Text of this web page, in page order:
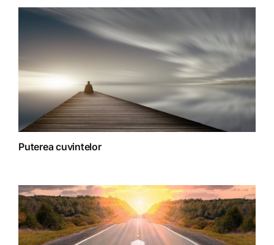
Puterea cuvintelor